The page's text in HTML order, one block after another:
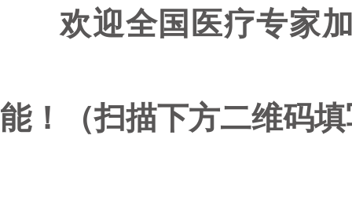
欢迎全国医疗专家加
能！（扫描下方二维码